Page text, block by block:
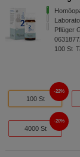
Pflüger
100 St
100 St
22%
4000 St
20%